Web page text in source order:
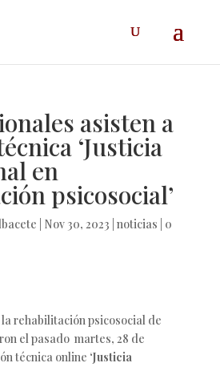
asisten a
‘Justicia
en
psicosocial’
Nov 30, 2023 noticias 0
rehabilitación psicosocial de
el pasado martes, 28 de
técnica online ‘Justicia